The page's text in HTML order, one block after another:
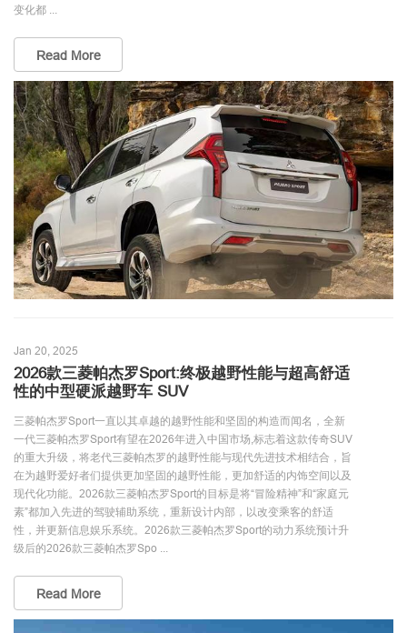
变化都 ...
Read More
Jan 20, 2025
2026款三菱帕杰罗Sport:终极越野性能与超高舒适
性的中型硬派越野车 SUV
三菱帕杰罗Sport一直以其卓越的越野性能和坚固的构造而闻名，全新
一代三菱帕杰罗Sport有望在2026年进入中国市场,标志着这款传奇SUV
的重大升级，将老代三菱帕杰罗的越野性能与现代先进技术相结合，旨
在为越野爱好者们提供更加坚固的越野性能，更加舒适的内饰空间以及
现代化功能。2026款三菱帕杰罗Sport的目标是将“冒险精神”和“家庭元
素”都加入先进的驾驶辅助系统，重新设计内部，以改变乘客的舒适
性，并更新信息娱乐系统。2026款三菱帕杰罗Sport的动力系统预计升
级后的2026款三菱帕杰罗Spo ...
Read More